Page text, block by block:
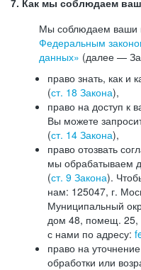
7. Как мы соблюдаем
Мы соблюдаем ваши
Федеральным
данных» (далее —
право знать, как и
(ст. 18 Закона),
право на доступ к
Вы можете
(ст. 14 Закона),
право отозвать
мы обрабатываем
(ст. 9 Закона).
нам: 125047, г.
Муниципальный
дом 48, помещ. 25,
с нами по адресу:
право на
обработки или